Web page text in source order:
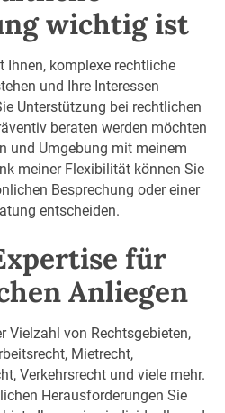
wichtig ist
Ihnen, komplexe rechtliche
und Ihre Interessen
Unterstützung bei rechtlichen
beraten werden möchten
und Umgebung mit meinem
meiner Flexibilität können Sie
Besprechung oder einer
entscheiden.
für
Anliegen
Vielzahl von Rechtsgebieten,
Mietrecht,
Verkehrsrecht und viele mehr.
Herausforderungen Sie